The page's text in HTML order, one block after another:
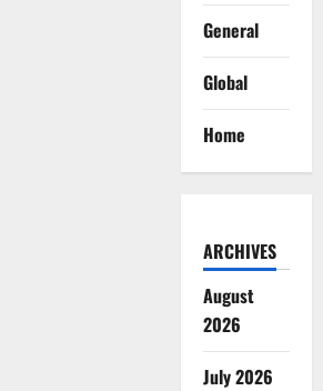
General
Global
Home
ARCHIVES
August
2026
July 2026